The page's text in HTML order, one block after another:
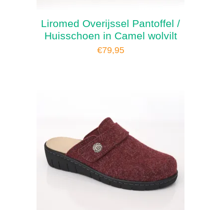
Liromed Overijssel Pantoffel /
Huisschoen in Camel wolvilt
€79,95